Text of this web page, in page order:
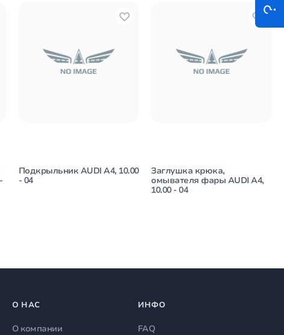
Подкрыльник AUDI A4, 10.00
- 04
Заглушка крюка,
омывателя фары AUDI A4,
10.00 - 04
О НАС
О компании
ИНФО
FAQ